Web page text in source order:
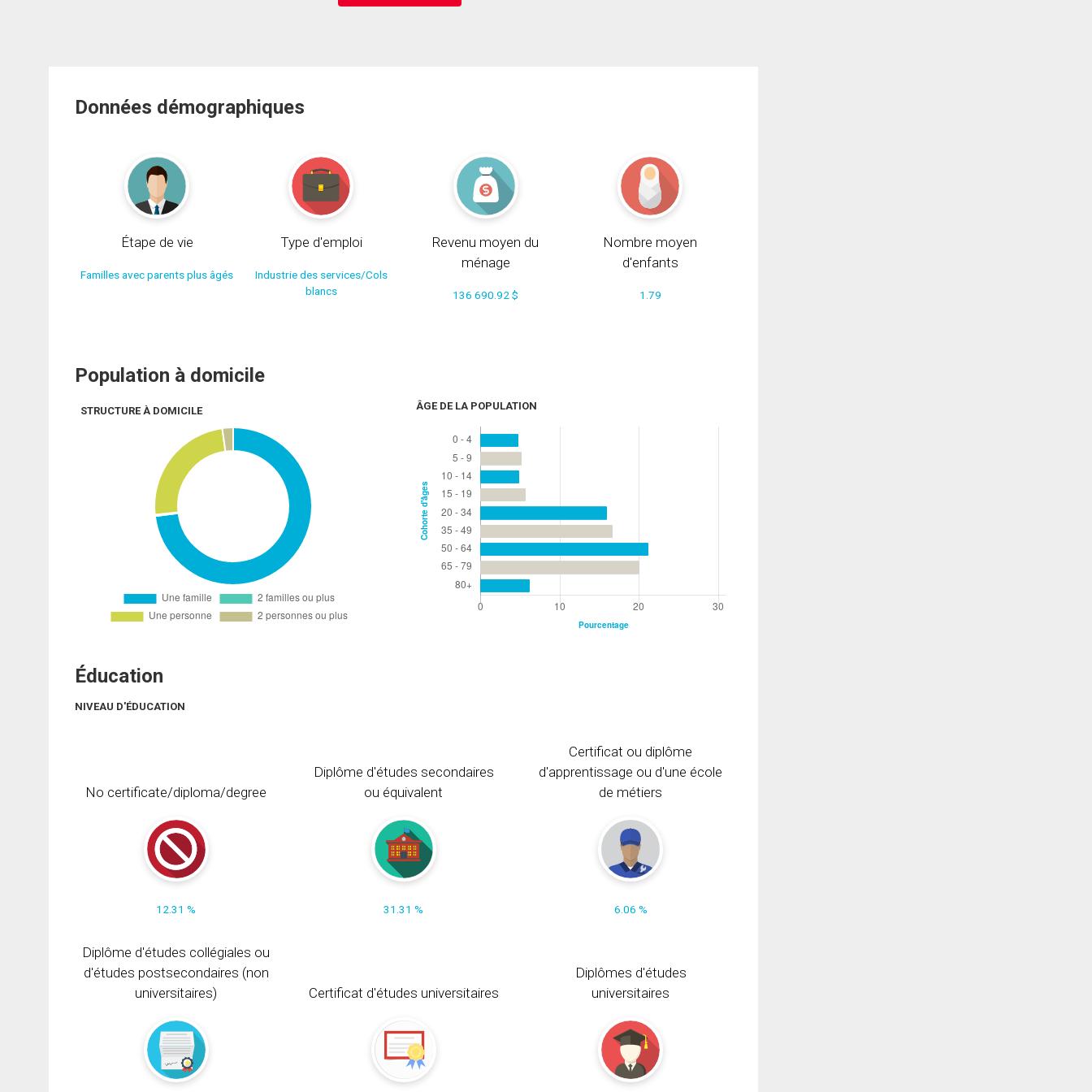
Données démographiques
Étape de vie
Familles avec parents plus âgés
Type d'emploi
Industrie des services/Cols
blancs
Revenu moyen du
ménage
136 690.92 $
Nombre moyen
d'enfants
1.79
Population à domicile
STRUCTURE À DOMICILE ÂGE DE LA POPULATION
Éducation
NIVEAU D'ÉDUCATION
No certificate/diploma/degree
12.31 %
Diplôme d'études secondaires
ou équivalent
31.31 %
Certificat ou diplôme
d'apprentissage ou d'une école
de métiers
6.06 %
Diplôme d'études collégiales ou
d'études postsecondaires (non
universitaires)
Certificat d'études universitaires
Diplômes d'études
universitaires